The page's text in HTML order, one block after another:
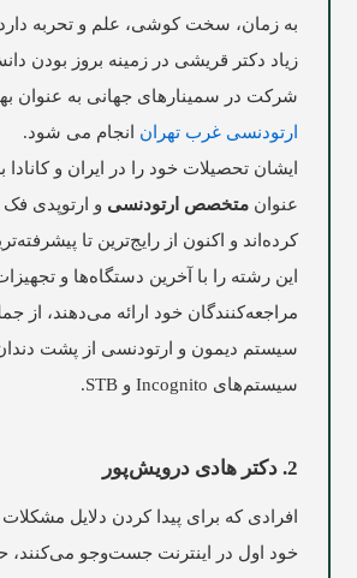
به زمان، سخت کوشی، علم و تحربه
زیاد دکتر قریشی در زمینه بروز بودن
شرکت در سمینارهای جهانی به عنوان
ارتودنسی غرب تهران انجام می شود.
ایشان تحصیلات خود را در ایران و کانادا
عنوانمتخصص ارتودنسی و ارتوپدی
کرده‌اند و اکنون از رایج‌ترین تا
این رشته را با آخرین دستگاه‌ها و
مراجعه‌کنندگان خود ارائه می‌دهند، از
سیستم دیمون و ارتودنسی از پشت
سیستم‌های Incognito و STB.
2. دکتر هادی درویش‌پور
افرادی که برای پیدا کردن دلایل
خود اول در اینترنت جست‌وجو می‌کنند،